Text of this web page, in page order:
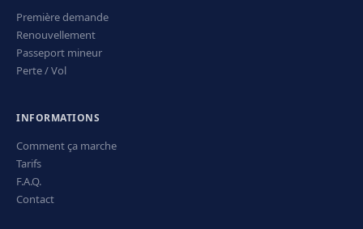
Première demande
Renouvellement
Passeport mineur
Perte / Vol
INFORMATIONS
Comment ça marche
Tarifs
F.A.Q.
Contact